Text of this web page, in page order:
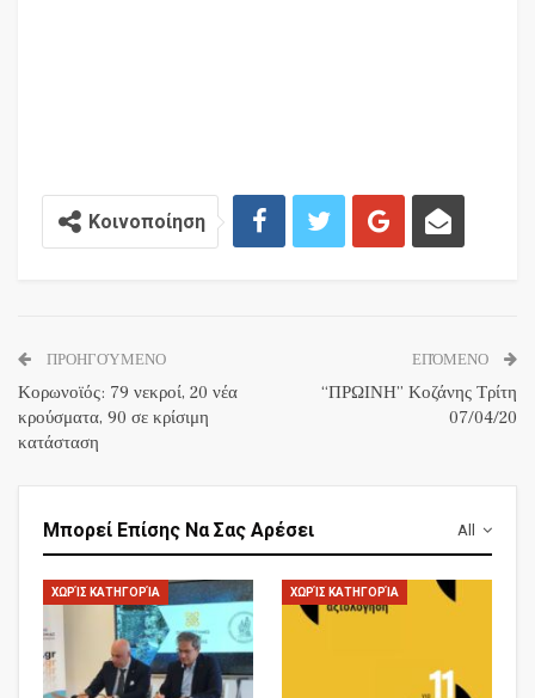
Κοινοποίηση
ΠΡΟΗΓΟΎΜΕΝΟ
Κορωνοϊός: 79 νεκροί, 20 νέα
κρούσματα, 90 σε κρίσιμη
κατάσταση
ΕΠΌΜΕΝΟ
“ΠΡΩΙΝΗ” Κοζάνης Τρίτη
07/04/20
All
Μπορεί Επίσης Να Σας Αρέσει
ΧΩΡΊΣ ΚΑΤΗΓΟΡΊΑ ΧΩΡΊΣ ΚΑΤΗΓΟΡΊΑ